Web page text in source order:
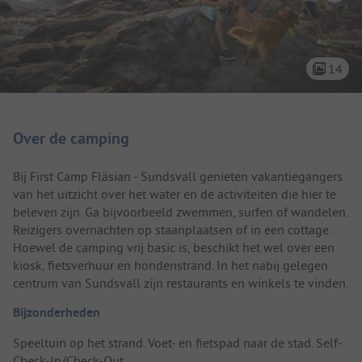
14
Over de camping
Bij First Camp Fläsian - Sundsvall genieten vakantiegangers
van het uitzicht over het water en de activiteiten die hier te
beleven zijn. Ga bijvoorbeeld zwemmen, surfen of wandelen.
Reizigers overnachten op staanplaatsen of in een cottage.
Hoewel de camping vrij basic is, beschikt het wel over een
kiosk, fietsverhuur en hondenstrand. In het nabij gelegen
centrum van Sundsvall zijn restaurants en winkels te vinden.
Bijzonderheden
Speeltuin op het strand. Voet- en fietspad naar de stad. Self-